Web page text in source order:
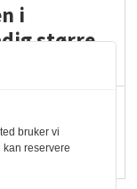
i
større
bruker vi
kan reservere